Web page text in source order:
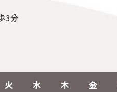
3分
火 水 木 金